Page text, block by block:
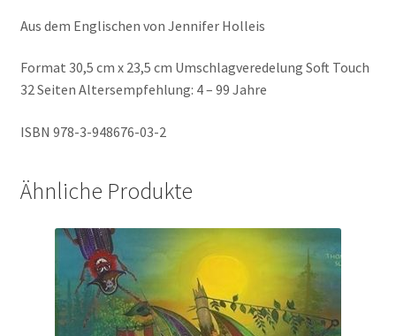
Aus dem Englischen von Jennifer Holleis
Format 30,5 cm x 23,5 cm Umschlagveredelung Soft Touch
32 Seiten Altersempfehlung: 4 – 99 Jahre
ISBN 978-3-948676-03-2
Ähnliche Produkte